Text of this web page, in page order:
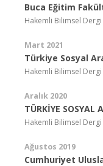
Buca Eğitim
Hakemli Bilimsel Dergi
Mart 2021
Türkiye Sosyal
Hakemli Bilimsel Dergi
Aralık 2020
TÜRKİYE SOSYAL
Hakemli Bilimsel Dergi
Ağustos 2019
Cumhuriyet